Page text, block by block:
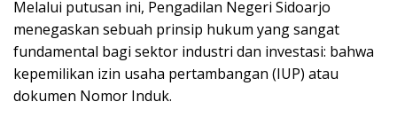
Melalui putusan ini, Pengadilan Negeri Sidoarjo
menegaskan sebuah prinsip hukum yang sangat
fundamental bagi sektor industri dan investasi: bahwa
kepemilikan izin usaha pertambangan (IUP) atau
dokumen Nomor Induk.